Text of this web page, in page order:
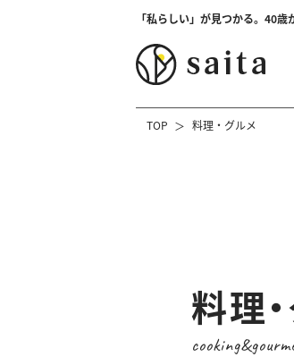
「私らしい」が見つかる。40
TOP 料理・グルメ
料理